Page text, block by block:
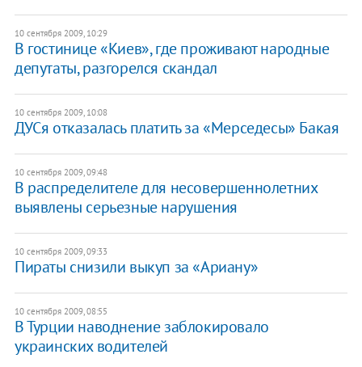
10 сентября 2009, 10:29
В гостинице «Киев», где проживают народные
депутаты, разгорелся скандал
10 сентября 2009, 10:08
ДУСя отказалась платить за «Мерседесы» Бакая
10 сентября 2009, 09:48
В распределителе для несовершеннолетних
выявлены серьезные нарушения
10 сентября 2009, 09:33
Пираты снизили выкуп за «Ариану»
10 сентября 2009, 08:55
В Турции наводнение заблокировало
украинских водителей